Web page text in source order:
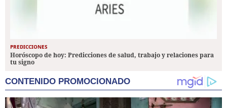
PREDICCIONES
Horóscopo de hoy: Predicciones de salud, trabajo y relaciones para
tu signo
CONTENIDO PROMOCIONADO